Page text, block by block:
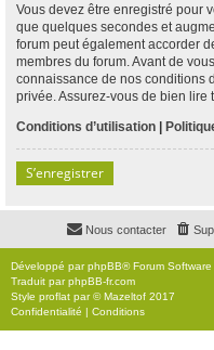
Vous devez être enregistré pour
que quelques secondes et
forum peut également accorder
membres du forum. Avant de
connaissance de nos conditions
privée. Assurez-vous de bien lire
Conditions d’utilisation |
S’enregistrer
Nous contacter
Développé parphpBB® Forum
Traduit parphpBB-fr.com
Style proflat par ©Mazeltof 2017
Confidentialité | Conditions